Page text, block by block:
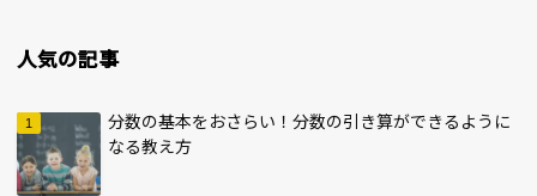
人気の記事
分数の基本をおさらい！分数の引き算ができるように
なる教え方